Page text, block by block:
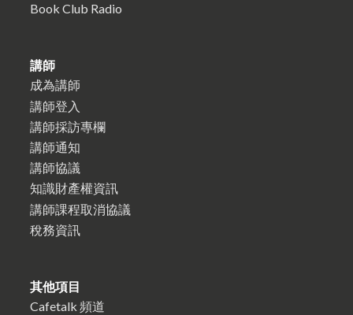
Book Club Radio
講師
成為講師
講師登入
講師採訪專欄
講師通知
講師協議
知識財產權資訊
講師課程取消協議
稅務資訊
其他項目
Cafetalk 頻道